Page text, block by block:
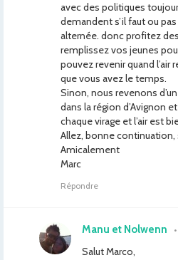
avec des politiques
demandent s’il faut ou
alternée. donc profitez
remplissez vos jeunes
pouvez revenir quand l’air
que vous avez le temps.
Sinon, nous revenons
dans la région d’Avignon
chaque virage et l’air est
Allez, bonne
Amicalement
Marc
Répondre
Manu et Nolwenn •
Salut Marco,